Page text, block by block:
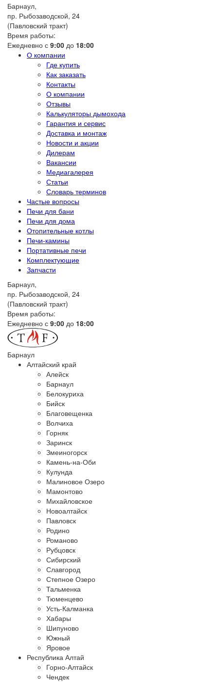
Барнаул,
пр. Рыбозаводской, 24
(Павловский тракт)
Время работы:
Ежедневно с 9:00 до 18:00
О компании
Где купить
Как заказать
Контакты
О компании
Отзывы
Калькуляторы дымохода
Гарантия и сервис
Доставка и монтаж
Новости и акции
Дилерам
Вакансии
Медиагалерея
Статьи
Словарь терминов
Частые вопросы
Печи для бани
Печи для дома
Отопительные котлы
Печи-камины
Портативные печи
Комплектующие
Запчасти
Барнаул,
пр. Рыбозаводской, 24
(Павловский тракт)
Время работы:
Ежедневно с 9:00 до 18:00
Барнаул
Алтайский край
Алейск
Барнаул
Белокуриха
Бийск
Благовещенка
Волчиха
Горняк
Заринск
Змеиногорск
Камень-на-Оби
Кулунда
Малиновое Озеро
Мамонтово
Михайловское
Новоалтайск
Павловск
Родино
Романово
Рубцовск
Сибирский
Славгород
Степное Озеро
Тальменка
Тюменцево
Усть-Калманка
Хабары
Шипуново
Южный
Яровое
Республика Алтай
Горно-Алтайск
Чендек